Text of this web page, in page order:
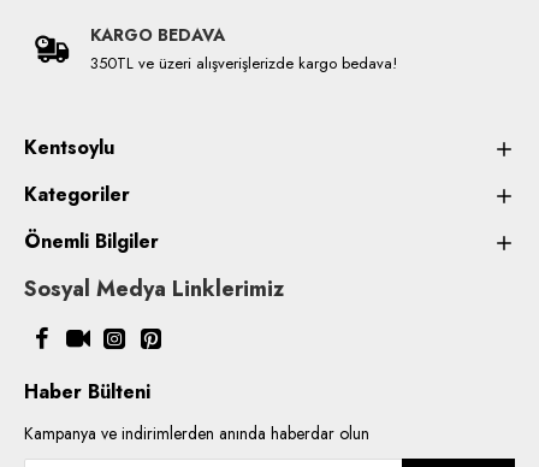
KARGO BEDAVA
350TL ve üzeri alışverişlerizde kargo bedava!
Kentsoylu
Kategoriler
Önemli Bilgiler
Sosyal Medya Linklerimiz
Haber Bülteni
Kampanya ve indirimlerden anında haberdar olun